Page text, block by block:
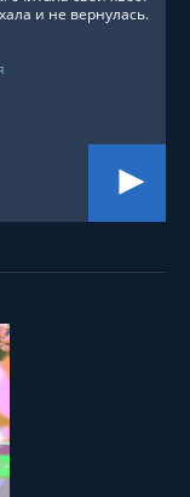
и не вернулась.